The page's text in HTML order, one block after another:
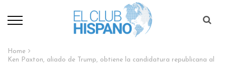
Home
Ken Paxton, aliado de Trump, obtiene la candidatura republicana al